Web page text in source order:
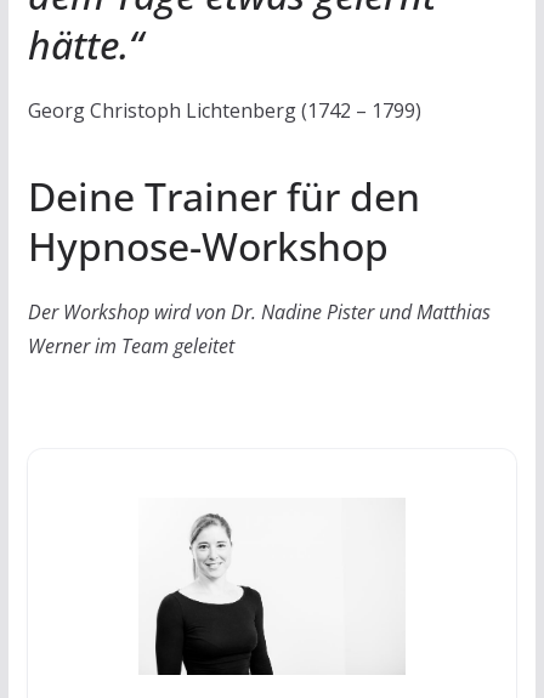
hätte.“
Georg Christoph Lichtenberg (1742 – 1799)
Deine Trainer für den
Hypnose-Workshop
Der Workshop wird von Dr. Nadine Pister und Matthias
Werner im Team geleitet